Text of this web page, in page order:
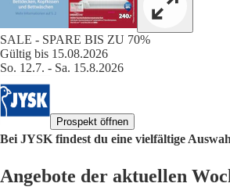
SALE - SPARE BIS ZU 70%
Gültig bis 15.08.2026
So. 12.7. - Sa. 15.8.2026
Prospekt öffnen
Bei JYSK findest du eine vielfältige
Angebote der aktuellen